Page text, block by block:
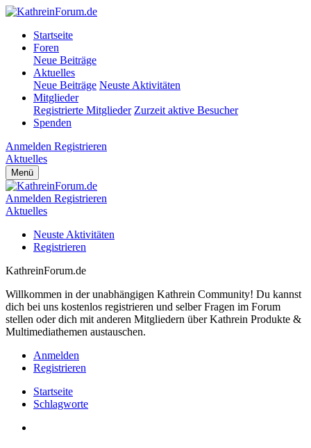
Startseite
Foren
Neue Beiträge
Aktuelles
Neue Beiträge Neuste Aktivitäten
Mitglieder
Registrierte Mitglieder Zurzeit aktive Besucher
Spenden
Anmelden Registrieren
Aktuelles
Menü
Anmelden Registrieren
Aktuelles
Neuste Aktivitäten
Registrieren
KathreinForum.de
Willkommen in der unabhängigen Kathrein Community! Du kannst
dich bei uns kostenlos registrieren und selber Fragen im Forum
stellen oder dich mit anderen Mitgliedern über Kathrein Produkte &
Multimediathemen austauschen.
Anmelden
Registrieren
Startseite
Schlagworte